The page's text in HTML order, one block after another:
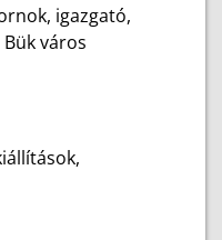
igazgató,
város